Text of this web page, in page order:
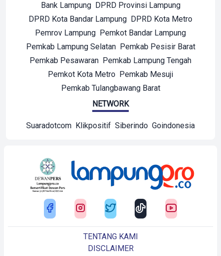
Bank Lampung DPRD Provinsi Lampung
DPRD Kota Bandar Lampung DPRD Kota Metro
Pemrov Lampung Pemkot Bandar Lampung
Pemkab Lampung Selatan Pemkab Pesisir Barat
Pemkab Pesawaran Pemkab Lampung Tengah
Pemkot Kota Metro Pemkab Mesuji
Pemkab Tulangbawang Barat
NETWORK
Suaradotcom Klikpositif Siberindo Goindonesia
TENTANG KAMI
DISCLAIMER